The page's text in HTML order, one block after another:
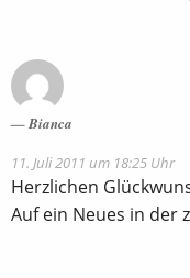
Bianca
11. Juli 2011 um 18:25 Uhr
Herzlichen
Auf ein Neues in der